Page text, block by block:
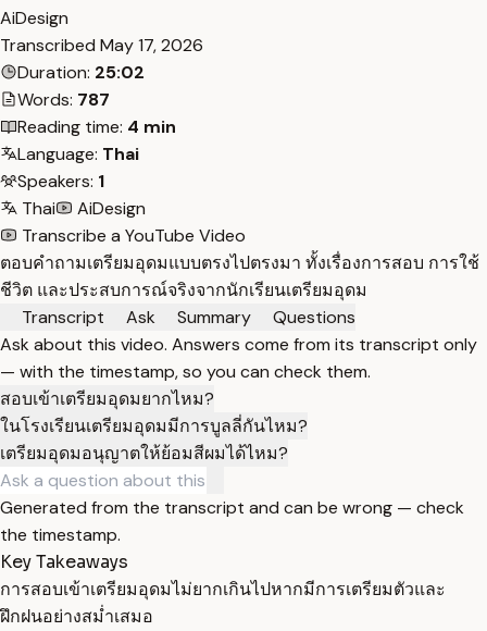
AiDesign
Transcribed May 17, 2026
Duration: 25:02
Words: 787
Reading time: 4 min
Language: Thai
Speakers: 1
Thai
AiDesign
Transcribe a YouTube Video
ตอบคำถามเตรียมอุดมแบบตรงไปตรงมา ทั้งเรื่องการสอบ การใช้
ชีวิต และประสบการณ์จริงจากนักเรียนเตรียมอุดม
Transcript
Ask Summary
Questions
Ask about this video. Answers come from its transcript only
— with the timestamp, so you can check them.
สอบเข้าเตรียมอุดมยากไหม?
ในโรงเรียนเตรียมอุดมมีการบูลลี่กันไหม?
เตรียมอุดมอนุญาตให้ย้อมสีผมได้ไหม?
Generated from the transcript and can be wrong — check
the timestamp.
Key Takeaways
การสอบเข้าเตรียมอุดมไม่ยากเกินไปหากมีการเตรียมตัวและ
ฝึกฝนอย่างสม่ำเสมอ